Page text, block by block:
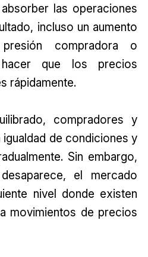
las operaciones
incluso un aumento
compradora o
que los precios
rápidamente.
compradores y
de condiciones y
Sin embargo,
el mercado
nivel donde existen
movimientos de precios